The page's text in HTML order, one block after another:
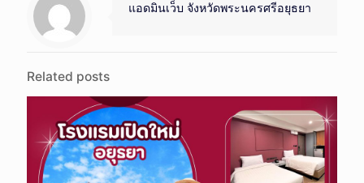
แอดมินเว็บ จังหวัดพระนครศรีอยุธยา
Related posts